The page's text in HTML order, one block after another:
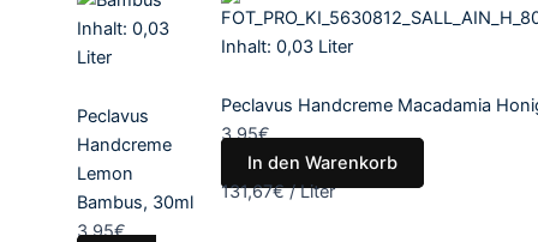
Inhalt: 0,03
Liter
Peclavus
Handcreme
Lemon
Bambus, 30ml
3,95€
Inhalt: 0,03 Liter
Peclavus Handcreme Macadamia
3,95€
In den Warenkorb
131,67€/Liter